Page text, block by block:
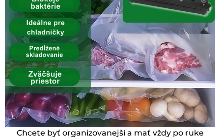
Chcete byť organizovanejší a mať vždy po ruke